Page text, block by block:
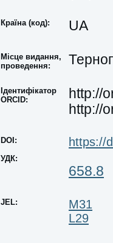
Країна (код): UA
Місце видання,
проведення:
Ідентифікатор
ORCID:
http://
http://
DOI:
УДК:
https://
658.8
JEL:
M31
L29